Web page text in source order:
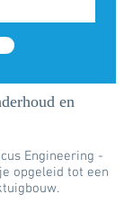
en
Engineering -
opgeleid tot een